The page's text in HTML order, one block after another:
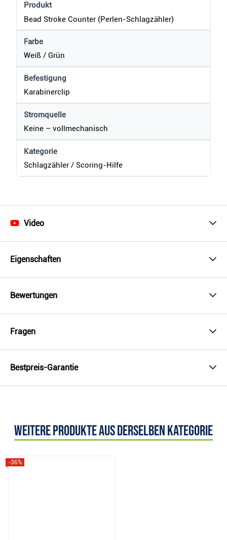
Produkt
Bead Stroke Counter (Perlen-Schlagzähler)
Farbe
Weiß / Grün
Befestigung
Karabinerclip
Stromquelle
Keine – vollmechanisch
Kategorie
Schlagzähler / Scoring-Hilfe
Video
Eigenschaften
Bewertungen
Fragen
Bestpreis-Garantie
Weitere Produkte aus derselben Kategorie
-36%